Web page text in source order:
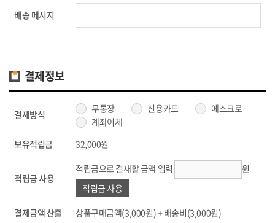
배송 메시지
결제정보
결제방식 무통장 신용카드
에스크로
계좌이체
보유적립금
32,000원
적립금 사용
적립금으로 결재할 금액 입력
원
적립금 사용
결제금액 산출
상품구매금액(3,000원) + 배송비(3,000원)